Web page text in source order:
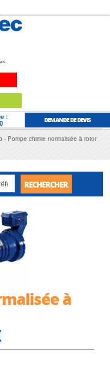
: DEMANDE DE DEVIS
Pompe chimie normalisée à rotor
RECHERCHER
à